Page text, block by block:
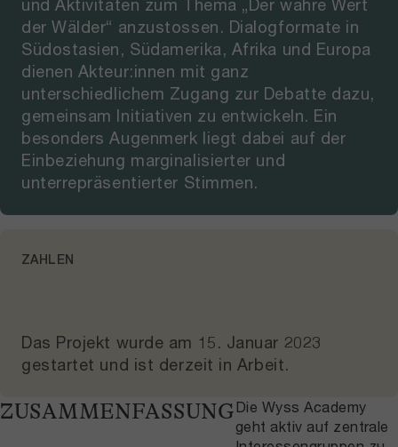
und Aktivitäten zum Thema „Der wahre Wert
der Wälder“ anzustossen. Dialogformate in
Südostasien, Südamerika, Afrika und Europa
dienen Akteur:innen mit ganz
unterschiedlichem Zugang zur Debatte dazu,
gemeinsam Initiativen zu entwickeln. Ein
besonders Augenmerk liegt dabei auf der
Einbeziehung marginalisierter und
unterrepräsentierter Stimmen.
ZAHLEN
Das Projekt wurde am 15. Januar 2023
gestartet und ist derzeit in Arbeit.
ZUSAMMENFASSUNG Die Wyss Academy
geht aktiv auf zentrale